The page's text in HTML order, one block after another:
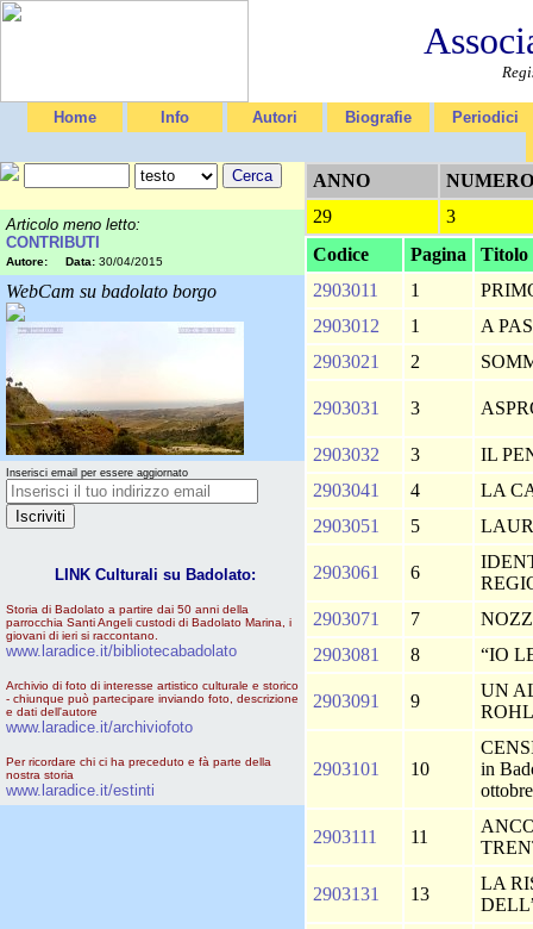
Home Info Autori Biografie Periodici
Articolo meno letto:
CONTRIBUTI
Autore: Data: 30/04/2015
WebCam su badolato borgo
Inserisci email per essere aggiornato
LINK Culturali su Badolato:
Storia di Badolato a partire dai 50 anni della
parrocchia Santi Angeli custodi di Badolato Marina, i
giovani di ieri si raccontano.
www.laradice.it/bibliotecabadolato
Archivio di foto di interesse artistico culturale e storico
- chiunque può partecipare inviando foto, descrizione
e dati dell'autore
www.laradice.it/archiviofoto
Per ricordare chi ci ha preceduto e fà parte della
nostra storia
www.laradice.it/estinti
ANNO
NUMERO
29
3
Codice
Pagina
Titolo
2903011
1
2903012
1
A
2903021
2
2903031 3
2903032 3
IL
2903041
4
LA
2903051
5
2903061 6
2903071
7
2903081
8 “IO
2903091 9
UN
2903101 10
in
2903111 11
2903131 13
LA